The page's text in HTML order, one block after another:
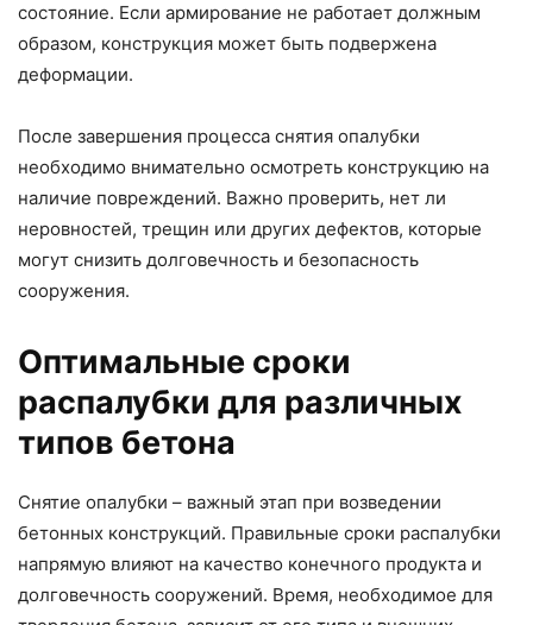
состояние. Если армирование не работает должным
образом, конструкция может быть подвержена
деформации.
После завершения процесса снятия опалубки
необходимо внимательно осмотреть конструкцию на
наличие повреждений. Важно проверить, нет ли
неровностей, трещин или других дефектов, которые
могут снизить долговечность и безопасность
сооружения.
Оптимальные сроки
распалубки для различных
типов бетона
Снятие опалубки – важный этап при возведении
бетонных конструкций. Правильные сроки распалубки
напрямую влияют на качество конечного продукта и
долговечность сооружений. Время, необходимое для